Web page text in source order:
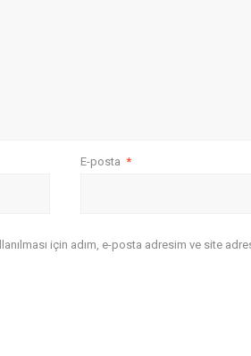
E-posta *
için adım, e-posta adresim ve site